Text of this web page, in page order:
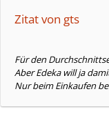
Zitat von gts
Für den
Aber Edeka will ja
Nur beim Einkaufen